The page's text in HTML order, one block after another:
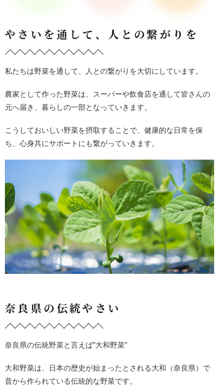
やさいを通して、人との繋がりを
私たちは野菜を通して、人との繋がりを大切にしています。
農家として作った野菜は、スーパーや飲食店を通して皆さんの
元へ届き、暮らしの一部となっていきます。
こうしておいしい野菜を摂取することで、健康的な日常を保
ち、心身共にサポートにも繋がっていきます。
奈良県の伝統やさい
奈良県の伝統野菜と言えば”大和野菜”
大和野菜は、日本の歴史が始まったとされる大和（奈良県）で
昔から作られている伝統的な野菜です。